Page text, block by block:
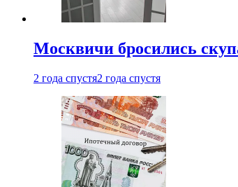
Москвичи бросились
2 года спустя2 года спустя